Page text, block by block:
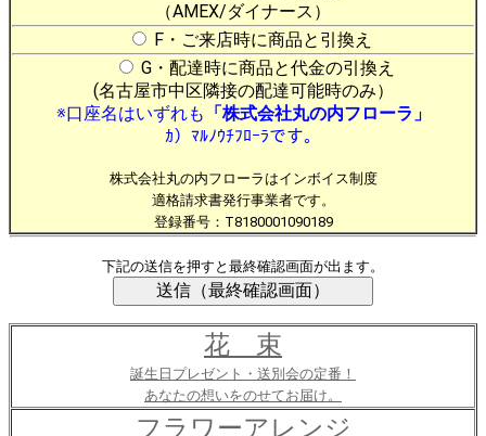
（AMEX/ダイナース）
F・ご来店時に商品と引換え
G・配達時に商品と代金の引換え
(名古屋市中区隣接の配達可能時のみ）
※口座名はいずれも 「株式会社丸の内フローラ」
ｶ）ﾏﾙﾉｳﾁﾌﾛｰﾗです。
株式会社丸の内フローラはインボイス制度
適格請求書発行事業者です。
登録番号：T8180001090189
下記の送信を押すと最終確認画面が出ます。
花 束
誕生日プレゼント・送別会の定番！
あなたの想いをのせてお届け。
フラワーアレンジ